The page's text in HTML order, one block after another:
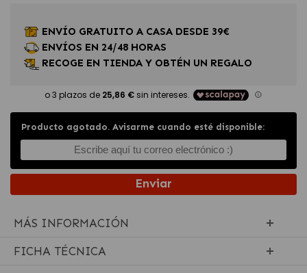
ENVÍO GRATUITO A CASA DESDE 39€
ENVÍOS EN 24/48 HORAS
RECOGE EN TIENDA Y OBTÉN UN REGALO
Producto agotado. Avisarme cuando esté disponible:
Enviar
MÁS INFORMACIÓN
FICHA TÉCNICA